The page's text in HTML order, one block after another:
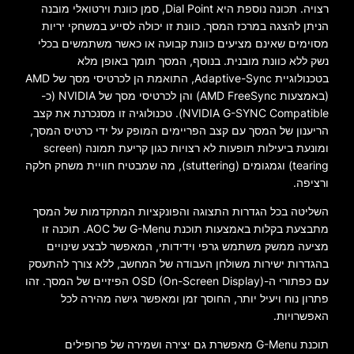
רצויה. תכונה נוספת היא Dial Point, סמן כוונת וירטואלי מובנה
הניתן להצגה במרכז המסך. כוונת זו יכולה לסייע במשחקי יריות
מסוימים שאינם מציעים כוונת קבועה או כאשר משתמשים בכלי
נשק ללא כוונת מובנית. בנוסף, המסך תומך באופן מלא
בטכנולוגיית Adaptive-Sync, התואמת הן לכרטיסי מסך של AMD
(באמצעות AMD FreeSync) והן לכרטיסי מסך של NVIDIA (כ-
NVIDIA G-SYNC Compatible). טכנולוגיה זו מסנכרנת את קצב
הריענון של המסך עם קצב הפריימים המופק על ידי כרטיס המסך,
ומונעת ביעילות תופעות לא רצויות כגון קריעת תמונה (screen
tearing) וגמגומים (stuttering), מה שמבטיח חוויית משחק חלקה
ורציפה.
השליטה בכל הגדרות התצוגה והפונקציות המתקדמות של המסך
מתבצעת בקלות באמצעות תוכנת G-Menu של AOC. תוכנה זו
מציעה ממשק משתמש גרפי וידידותי, המאפשר לבצע שינויים
בהגדרות ישירות משולחן העבודה של המחשב, ללא צורך להתעסק
עם כפתורי ה-OSD (On-Screen Display) הפיזיים של המסך. זהו
פתרון נוח ויעיל יותר, החוסך זמן ומאפשר גישה מהירה לכל
האפשרויות.
תוכנת G-Menu מאפשרת גם יצירה ושמירה של פרופילים